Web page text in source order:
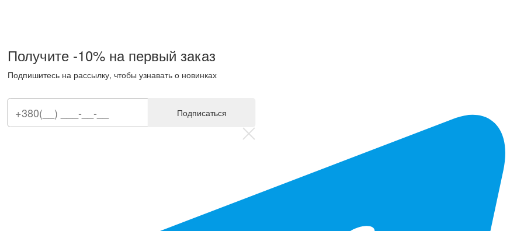
Получите -10% на первый заказ
Подпишитесь на рассылку, чтобы узнавать о новинках
Подписаться